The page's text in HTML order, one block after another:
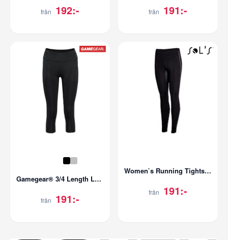
från 192:- från 191:-
Gamegear® 3/4 Length Legging
från 191:-
Women`s Running Tights London
från 191:-